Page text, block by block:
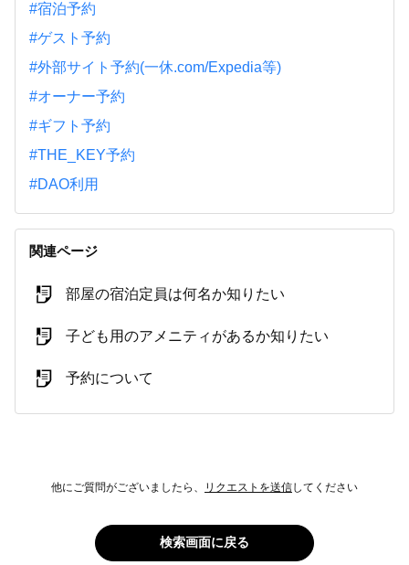
#宿泊予約
#ゲスト予約
#外部サイト予約(一休.com/Expedia等)
#オーナー予約
#ギフト予約
#THE_KEY予約
#DAO利用
関連ページ
部屋の宿泊定員は何名か知りたい
子ども用のアメニティがあるか知りたい
予約について
他にご質問がございましたら、 リクエストを送信してください
検索画面に戻る